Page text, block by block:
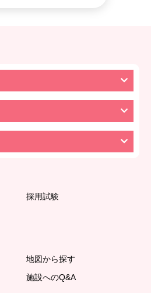
採用試験
地図から探す
施設へのQ&A